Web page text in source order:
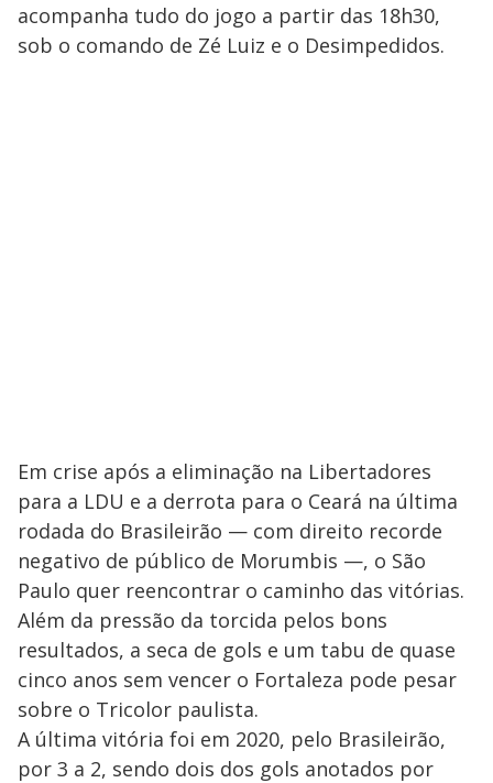
acompanha tudo do jogo a partir das 18h30,
sob o comando de Zé Luiz e o Desimpedidos.
Em crise após a eliminação na Libertadores
para a LDU e a derrota para o Ceará na última
rodada do Brasileirão — com direito recorde
negativo de público de Morumbis —, o São
Paulo quer reencontrar o caminho das vitórias.
Além da pressão da torcida pelos bons
resultados, a seca de gols e um tabu de quase
cinco anos sem vencer o Fortaleza pode pesar
sobre o Tricolor paulista.
A última vitória foi em 2020, pelo Brasileirão,
por 3 a 2, sendo dois dos gols anotados por